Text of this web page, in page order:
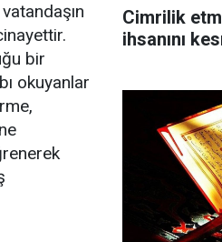
bir
okuyanlar
Cimrilik
ihsanını